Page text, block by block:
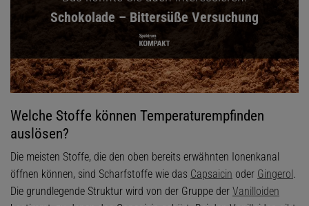
Schokolade – Bittersüße Versuchung
Welche Stoffe können Temperaturempfinden
auslösen?
Die meisten Stoffe, die den oben bereits erwähnten Ionenkanal
öffnen können, sind Scharfstoffe wie das Capsaicin oder Gingerol.
Die grundlegende Struktur wird von der Gruppe der Vanilloiden